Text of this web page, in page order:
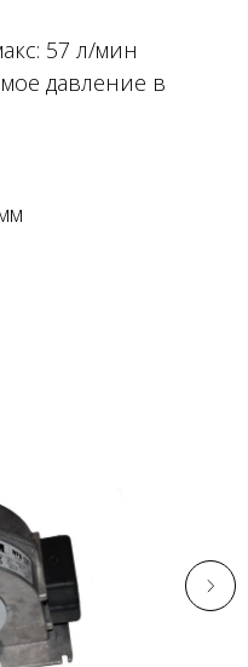
57 л/мин
давление в